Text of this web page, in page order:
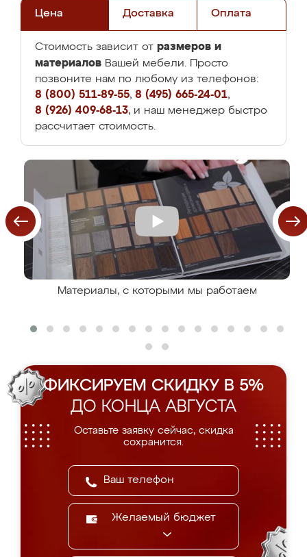
Цена Доставка Оплата
Стоимость зависит от размеров и
материалов Вашей мебели. Просто
позвоните нам по любому из телефонов:
8 (800) 511-89-55, 8 (495) 665-24-01,
8 (926) 409-68-13, и наш менеджер быстро
рассчитает стоимость.
Материалы, с которыми мы работаем
ФИКСИРУЕМ СКИДКУ В 5%
ДО КОНЦА АВГУСТА
Оставьте заявку сейчас, скидка
сохранится.
Желаемый бюджет